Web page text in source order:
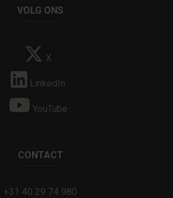
VOLG ONS
X
LinkedIn
YouTube
CONTACT
+31 40 29 74 980